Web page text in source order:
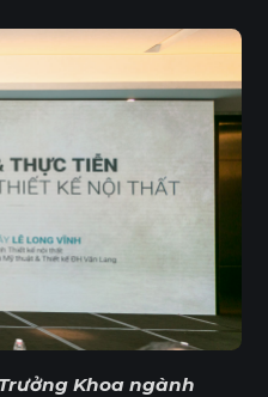
Khoa ngành